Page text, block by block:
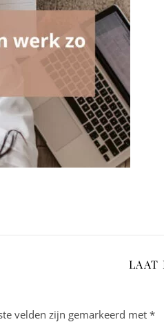
LAAT
velden zijn gemarkeerd met *